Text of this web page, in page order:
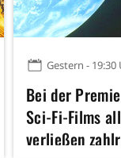
Gestern - 19:30
Bei der
Sci-Fi-Films
verließen